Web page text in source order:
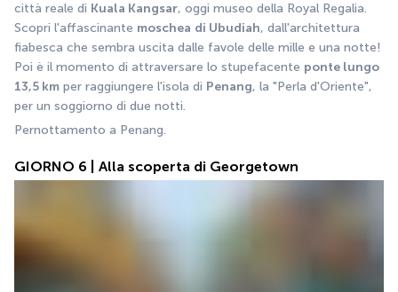
città reale di Kuala Kangsar, oggi museo della Royal Regalia.
Scopri l'affascinante moschea di Ubudiah, dall'architettura
fiabesca che sembra uscita dalle favole delle mille e una notte!
Poi è il momento di attraversare lo stupefacente ponte lungo
13,5 km per raggiungere l'isola di Penang, la "Perla d'Oriente",
per un soggiorno di due notti.
Pernottamento a Penang.
GIORNO 6 | Alla scoperta di Georgetown